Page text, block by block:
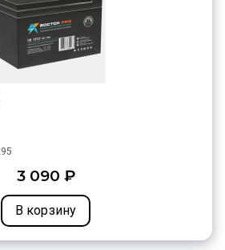
3 090 ₽
В корзину